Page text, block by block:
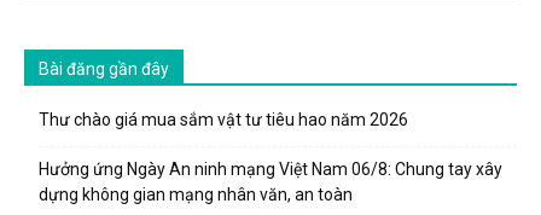
Bài đăng gần đây
Thư chào giá mua sắm vật tư tiêu hao năm 2026
Hưởng ứng Ngày An ninh mạng Việt Nam 06/8: Chung tay xây
dựng không gian mạng nhân văn, an toàn